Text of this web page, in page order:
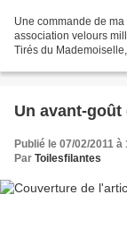
Une commande de
association velours
Tirés du
Un avant-
Publié le 07/02/2011 à
Par Toilesfilantes